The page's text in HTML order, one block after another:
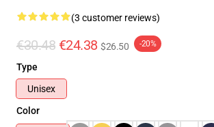
(3 customer reviews)
€30.48 €24.38 $26.50 -20%
Type
Unisex
Color